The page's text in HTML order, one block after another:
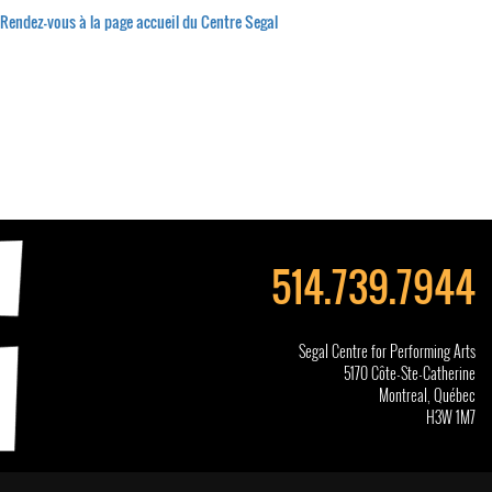
Rendez-vous à la page accueil du Centre Segal
514.739.7944
Segal Centre for Performing Arts
5170 Côte-Ste-Catherine
Montreal, Québec
H3W 1M7